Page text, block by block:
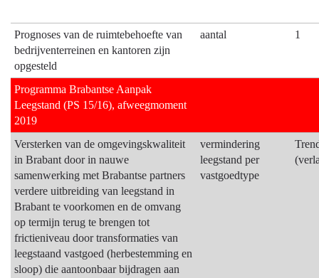
Prognoses van de ruimtebehoefte van
bedrijventerreinen en kantoren zijn
opgesteld
aantal 1
Programma Brabantse Aanpak
Leegstand (PS 15/16), afweegmoment
2019
Versterken van de omgevingskwaliteit
in Brabant door in nauwe
samenwerking met Brabantse partners
verdere uitbreiding van leegstand in
Brabant te voorkomen en de omvang
op termijn terug te brengen tot
frictieniveau door transformaties van
leegstaand vastgoed (herbestemming en
sloop) die aantoonbaar bijdragen aan
vermindering
leegstand per
vastgoedtype